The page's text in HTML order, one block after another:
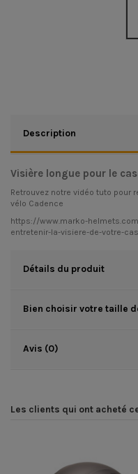
Description
Visière longue pour le
Retrouvez notre vidéo tuto pour
vélo Cadence
https://www.marko-
entretenir-la-visiere-de-votre-
Détails du produit
Bien choisir votre taille
Avis (0)
Les clients qui ont acheté